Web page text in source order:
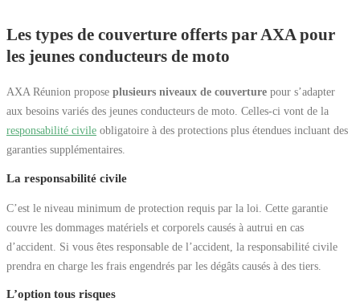
Les types de couverture offerts par AXA pour
les jeunes conducteurs de moto
AXA Réunion propose plusieurs niveaux de couverture pour s’adapter
aux besoins variés des jeunes conducteurs de moto. Celles-ci vont de la
responsabilité civile obligatoire à des protections plus étendues incluant des
garanties supplémentaires.
La responsabilité civile
C’est le niveau minimum de protection requis par la loi. Cette garantie
couvre les dommages matériels et corporels causés à autrui en cas
d’accident. Si vous êtes responsable de l’accident, la responsabilité civile
prendra en charge les frais engendrés par les dégâts causés à des tiers.
L’option tous risques